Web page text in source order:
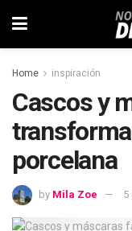
Home inspiración
Cascos y
porcelana
by Mila Zoe 5